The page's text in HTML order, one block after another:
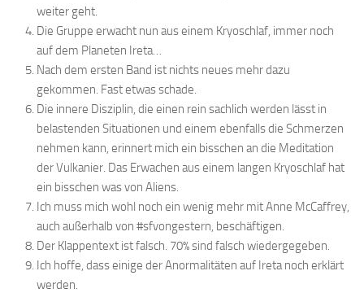
weiter geht.
Die Gruppe erwacht nun aus einem Kryoschlaf, immer noch
auf dem Planeten Ireta…
Nach dem ersten Band ist nichts neues mehr dazu
gekommen. Fast etwas schade.
Die innere Disziplin, die einen rein sachlich werden lässt in
belastenden Situationen und einem ebenfalls die Schmerzen
nehmen kann, erinnert mich ein bisschen an die Meditation
der Vulkanier. Das Erwachen aus einem langen Kryoschlaf hat
ein bisschen was von Aliens.
Ich muss mich wohl noch ein wenig mehr mit Anne McCaffrey,
auch außerhalb von #sfvongestern, beschäftigen.
Der Klappentext ist falsch. 70% sind falsch wiedergegeben.
Ich hoffe, dass einige der Anormalitäten auf Ireta noch erklärt
werden.